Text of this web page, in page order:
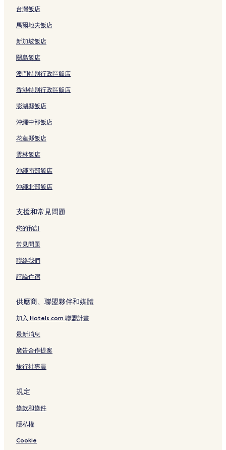
台灣飯店
馬爾地夫飯店
新加坡飯店
關島飯店
澳門特別行政區飯店
香港特別行政區飯店
澎湖縣飯店
沖繩中部飯店
花蓮縣飯店
雲林飯店
沖繩南部飯店
沖繩北部飯店
支援和常見問題
您的預訂
常見問題
聯絡我們
評論住宿
供應商、聯盟夥伴和媒體
加入 Hotels.com 聯盟計畫
最新消息
廣告合作提案
旅行社專員
規定
條款和條件
隱私權
Cookie